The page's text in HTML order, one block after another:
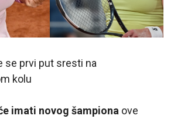
se prvi put sresti na
kolu
imati novog šampiona ove